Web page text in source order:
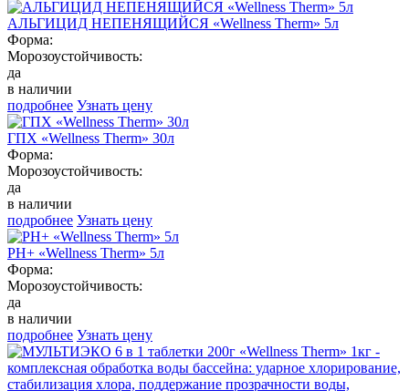
АЛЬГИЦИД НЕПЕНЯЩИЙСЯ «Wellness Therm» 5л
Форма:
Морозоустойчивость:
да
в наличии
подробнее Узнать цену
ГПХ «Wellness Therm» 30л
Форма:
Морозоустойчивость:
да
в наличии
подробнее Узнать цену
PH+ «Wellness Therm» 5л
Форма:
Морозоустойчивость:
да
в наличии
подробнее Узнать цену